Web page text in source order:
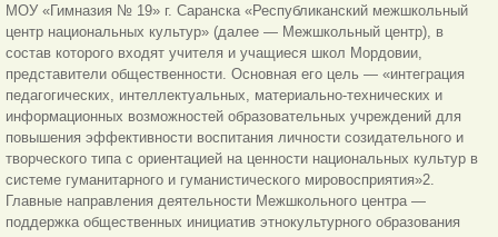
МОУ «Гимназия № 19» г. Саранска «Республиканский межшкольный
центр национальных культур» (далее — Межшкольный центр), в
состав которого входят учителя и учащиеся школ Мордовии,
представители общественности. Основная его цель — «интеграция
педагогических, интеллектуальных, материально-технических и
информационных возможностей образовательных учреждений для
повышения эффективности воспитания личности созидательного и
творческого типа с ориентацией на ценности национальных культур в
системе гуманитарного и гуманистического мировосприятия»2.
Главные направления деятельности Межшкольного центра —
поддержка общественных инициатив этнокультурного образования